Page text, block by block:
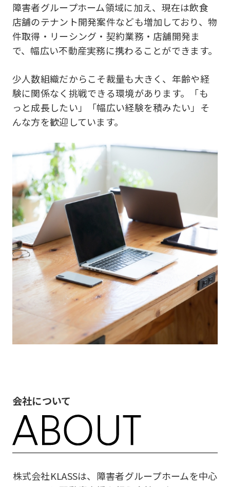
障害者グループホーム領域に加え、現在は飲食
店舗のテナント開発案件なども増加しており、物
件取得・リーシング・契約業務・店舗開発ま
で、幅広い不動産実務に携わることができます。
少人数組織だからこそ裁量も大きく、年齢や経
験に関係なく挑戦できる環境があります。「も
っと成長したい」「幅広い経験を積みたい」そ
んな方を歓迎しています。
会社について
株式会社KLASSは、障害者グループホームを中心